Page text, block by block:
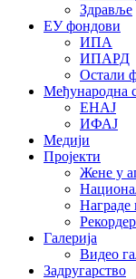
Здравље
ЕУ фондови
ИПА
ИПАРД
Остали
Међународна
ЕНАЈ
ИФАЈ
Медији
Пројекти
Жене у
Награде
Галерија
Видео
Задругарство